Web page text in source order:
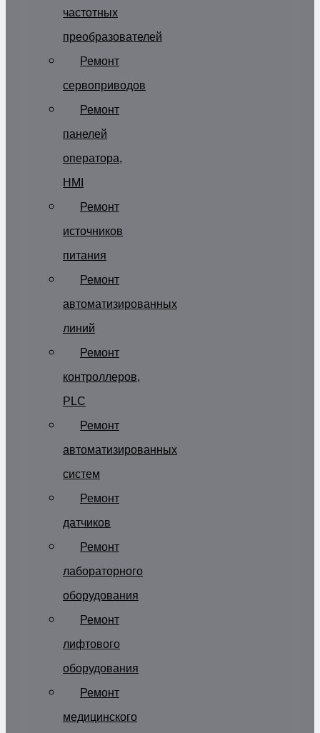
частотных
преобразователей
Ремонт
сервоприводов
Ремонт
панелей
оператора,
HMI
Ремонт
источников
питания
Ремонт
автоматизированных
линий
Ремонт
контроллеров,
PLC
Ремонт
автоматизированных
систем
Ремонт
датчиков
Ремонт
лабораторного
оборудования
Ремонт
лифтового
оборудования
Ремонт
медицинского